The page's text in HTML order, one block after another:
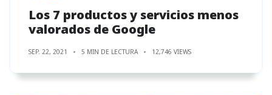
Los 7 productos y servicios menos
valorados de Google
SEP. 22, 2021 5 MIN DE LECTURA 12,746 VIEWS